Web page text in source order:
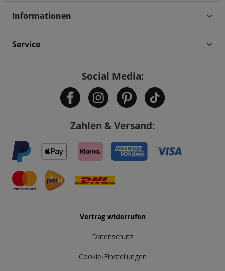
Informationen
Service
Social Media:
Zahlen & Versand:
Vertrag widerrufen
Datenschutz
Cookie-Einstellungen